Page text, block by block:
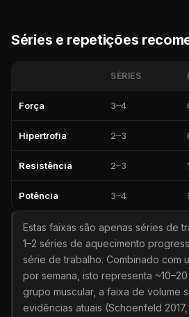
Séries e repetições
SÉRIES
Força 3–4
Hipertrofia 2–3
Resistência 2–3
Potência 3–4
Estas faixas são apenas séries de
1–2 séries de aquecimento
série de trabalho. Combinado com
por semana, isto representa
grupo muscular, a faixa de volume
evidências atuais (Schoenfeld